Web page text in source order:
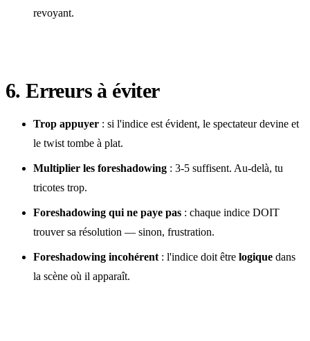
revoyant.
6. Erreurs à éviter
Trop appuyer : si l'indice est évident, le spectateur devine et
le twist tombe à plat.
Multiplier les foreshadowing : 3-5 suffisent. Au-delà, tu
tricotes trop.
Foreshadowing qui ne paye pas : chaque indice DOIT
trouver sa résolution — sinon, frustration.
Foreshadowing incohérent : l'indice doit être logique dans
la scène où il apparaît.